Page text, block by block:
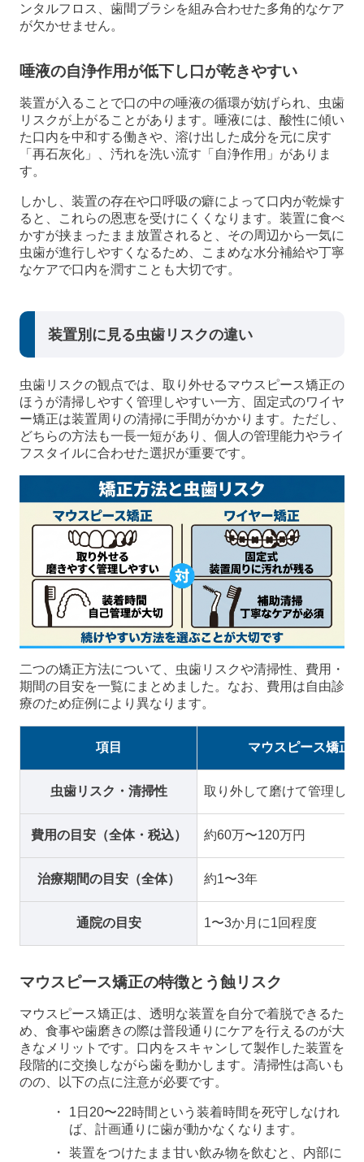
ンタルフロス、歯間ブラシを組み合わせた多角的なケア
が欠かせません。
唾液の自浄作用が低下し口が乾きやすい
装置が入ることで口の中の唾液の循環が妨げられ、虫歯
リスクが上がることがあります。唾液には、酸性に傾い
た口内を中和する働きや、溶け出した成分を元に戻す
「再石灰化」、汚れを洗い流す「自浄作用」がありま
す。
しかし、装置の存在や口呼吸の癖によって口内が乾燥す
ると、これらの恩恵を受けにくくなります。装置に食べ
かすが挟まったまま放置されると、その周辺から一気に
虫歯が進行しやすくなるため、こまめな水分補給や丁寧
なケアで口内を潤すことも大切です。
装置別に見る虫歯リスクの違い
虫歯リスクの観点では、取り外せるマウスピース矯正の
ほうが清掃しやすく管理しやすい一方、固定式のワイヤ
ー矯正は装置周りの清掃に手間がかかります。ただし、
どちらの方法も一長一短があり、個人の管理能力やライ
フスタイルに合わせた選択が重要です。
二つの矯正方法について、虫歯リスクや清掃性、費用・
期間の目安を一覧にまとめました。なお、費用は自由診
療のため症例により異なります。
項目 マウスピース矯正
虫歯リスク・清掃性 取り外して磨けて管理しや
費用の目安（全体・税込） 約60万〜120万円
治療期間の目安（全体） 約1〜3年
通院の目安 1〜3か月に1回程度
マウスピース矯正の特徴とう蝕リスク
マウスピース矯正は、透明な装置を自分で着脱できるた
め、食事や歯磨きの際は普段通りにケアを行えるのが大
きなメリットです。口内をスキャンして製作した装置を
段階的に交換しながら歯を動かします。清掃性は高いも
のの、以下の点に注意が必要です。
1日20〜22時間という装着時間を死守しなけれ
ば、計画通りに歯が動かなくなります。
装置をつけたまま甘い飲み物を飲むと、内部に